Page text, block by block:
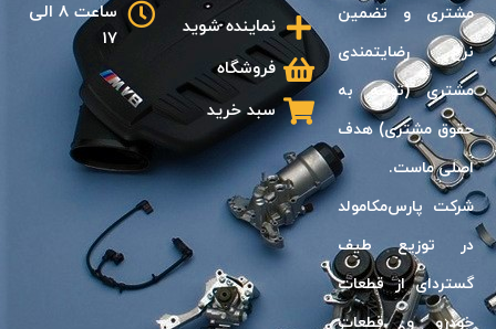
مشترى و تضمين
نرخ رضايتمندى
مشترى (توجه به
حقوق مشترى) هدف
اصلى ماست.
شرکت پارس‌مکامولد
در توزیع طیف
گسترد‌ای از قطعات
خودرو و قطعات
نماینده شوید
فروشگاه
سبد خرید
ساعت 8 الی
17